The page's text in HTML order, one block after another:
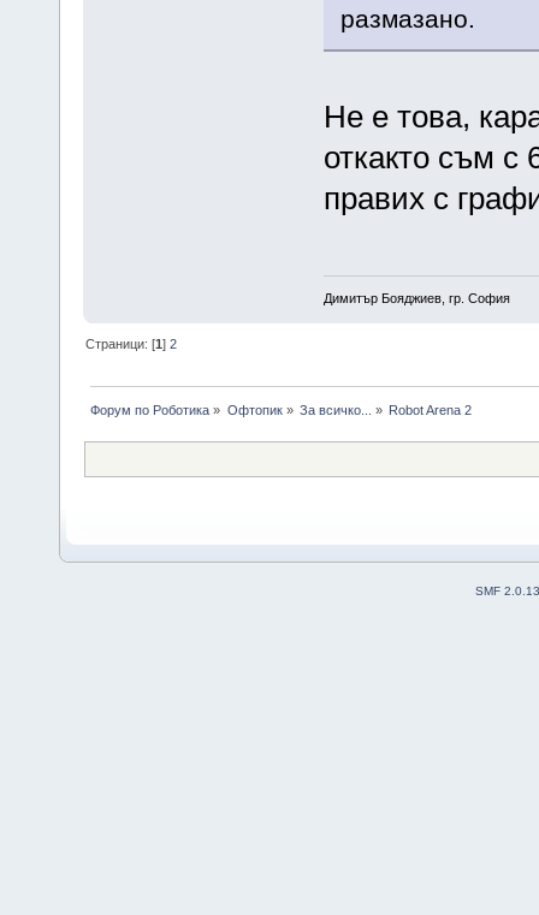
размазано.
Не е това,
откакто съм с
правих с
Димитър Бояджиев, гр. София
Страници: [1]2
Форум по Роботика » Офтопик» За всичко... » Robot Arena 2
SMF 2.0.13